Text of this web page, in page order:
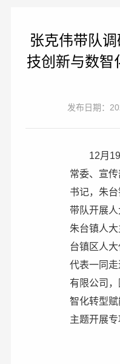
张克伟带队
技创新与数智
发布日期：
12月
常委、宣
书记，朱
带队开展人
朱台镇人
台镇区人
代表一同
有限公司
智化转型
主题开展专